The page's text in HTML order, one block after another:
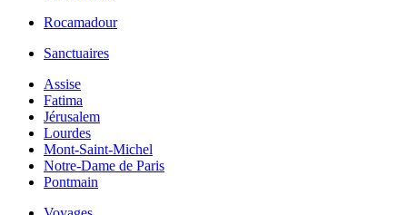
Rocamadour
Sanctuaires
Assise
Fatima
Jérusalem
Lourdes
Mont-Saint-Michel
Notre-Dame de Paris
Pontmain